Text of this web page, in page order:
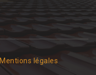
Mentions légales